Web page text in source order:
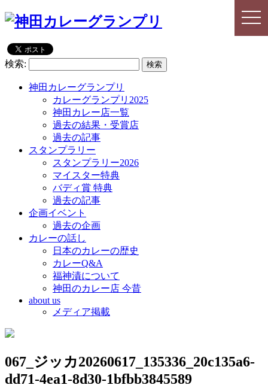
検索:
神田カレーグランプリ
カレーグランプリ2025
神田カレー店一覧
過去の結果・受賞店
過去の記事
スタンプラリー
スタンプラリー2026
マイスター特典
バディ賞 特典
過去の記事
企画イベント
過去の企画
カレーの話し
日本のカレーの歴史
カレーQ&A
福神漬について
神田のカレー店 今昔
about us
メディア掲載
067_ジッカ20260617_135336_20c135a6-
dd71-4ea1-8d30-1bfbb3845589